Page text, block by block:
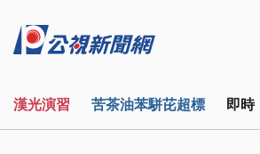
漢光演習 苦茶油苯駢芘超標 即時